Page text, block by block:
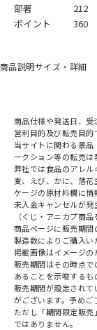
部署
212
ポイント
360
商品説明サイズ・詳細
商品仕様や発送日、受
営利目的及び転売目的
当サイトに関わる景
ークション等の転売は
弊社では食品のアレ
麦、えび、かに、落
ケージの原材料欄に情
未入金キャンセルが発
（くじ・アニカプ商品
商品ページに販売期間
製造数によりご購入い
掲載画像はイメージの
販売期間はその時点
あることを示唆するも
販売期間が設定され
がございます。予めご
ただし「期間限定販
ではありません。